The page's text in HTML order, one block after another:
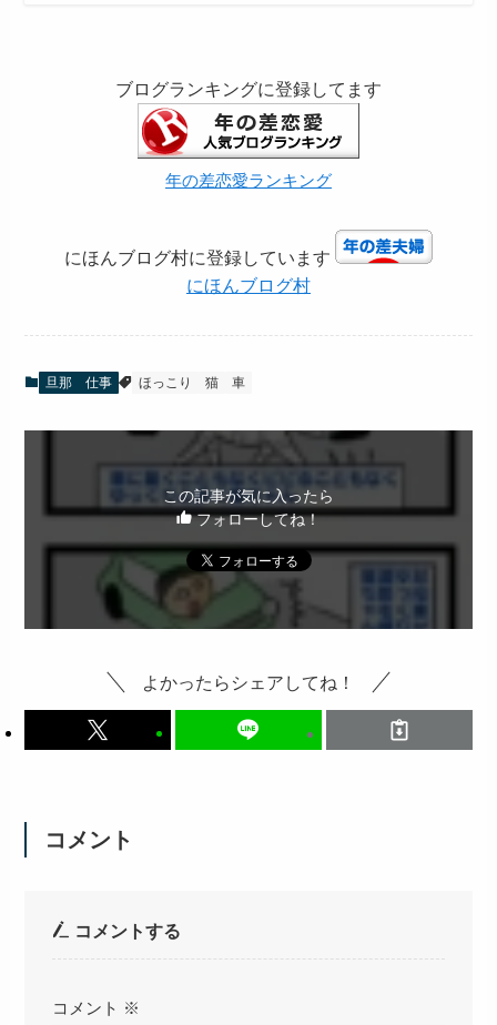
ブログランキングに登録してます
年の差恋愛ランキング
にほんブログ村に登録しています
にほんブログ村
旦那 仕事 ほっこり 猫 車
この記事が気に入ったら
フォローしてね！
よかったらシェアしてね！
コメント
コメントする
コメント ※